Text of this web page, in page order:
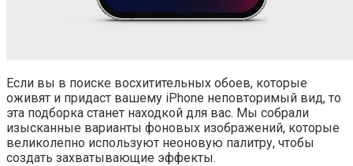
Если вы в поиске восхитительных обоев, которые
оживят и придаст вашему iPhone неповторимый вид, то
эта подборка станет находкой для вас. Мы собрали
изысканные варианты фоновых изображений, которые
великолепно используют неоновую палитру, чтобы
создать захватывающие эффекты.